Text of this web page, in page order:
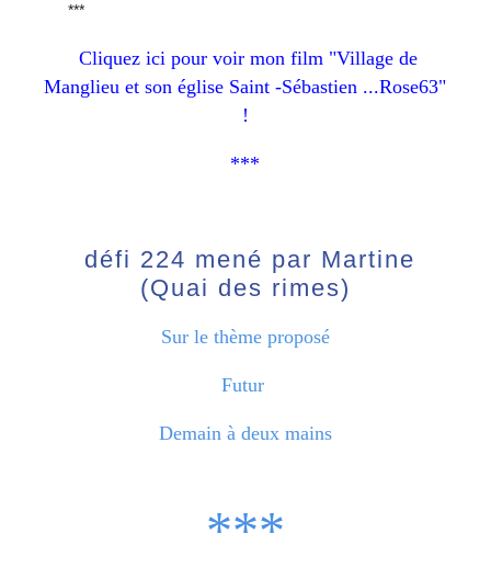
***
Cliquez ici pour voir mon film "Village de
Manglieu et son église Saint -Sébastien ...Rose63"
!
***
défi 224 mené par Martine
(Quai des rimes)
Sur le thème proposé
Futur
Demain à deux mains
***